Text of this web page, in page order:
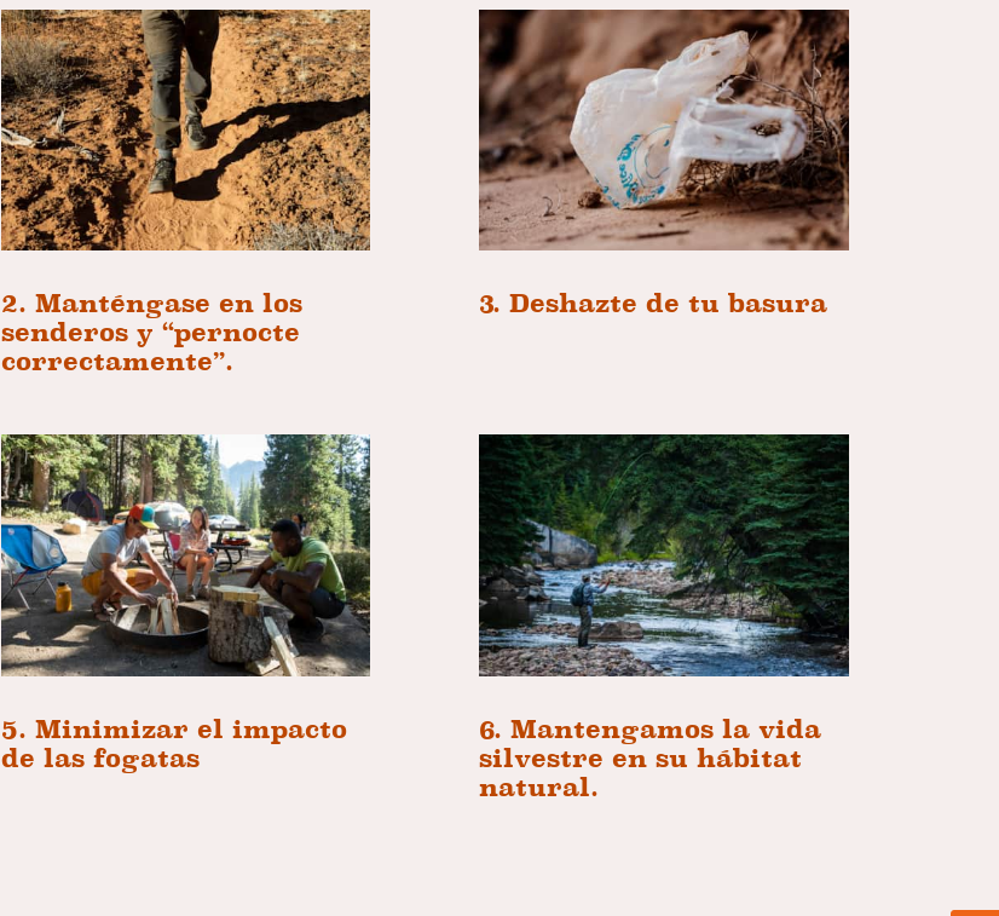
2. Manténgase en los
senderos y “pernocte
correctamente”.
3. Deshazte de tu basura
5. Minimizar el impacto
de las fogatas
6. Mantengamos la vida
silvestre en su hábitat
natural.